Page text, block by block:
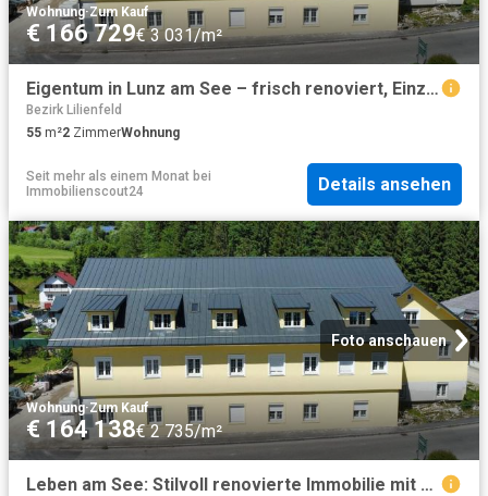
Wohnung·Zum Kauf
€ 166 729€ 3 031/m²
Eigentum in Lunz am See – frisch renoviert, Einzug ab Sommer 2026
Bezirk Lilienfeld
55 m²2 ZimmerWohnung
Seit mehr als einem Monat bei
Immobilienscout24
Details ansehen
Foto anschauen
Wohnung·Zum Kauf
€ 164 138€ 2 735/m²
Leben am See: Stilvoll renovierte Immobilie mit Einzug ab Sommer 2026